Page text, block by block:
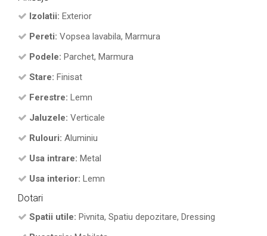
Izolatii: Exterior
Pereti: Vopsea lavabila, Marmura
Podele: Parchet, Marmura
Stare: Finisat
Ferestre: Lemn
Jaluzele: Verticale
Rulouri: Aluminiu
Usa intrare: Metal
Usa interior: Lemn
Dotari
Spatii utile: Pivnita, Spatiu depozitare, Dressing